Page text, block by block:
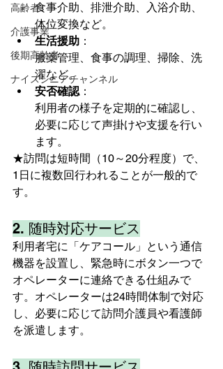
高齢者
介護事業
後期高齢者
ナイスシニアチャンネル
食事介助、排泄介助、入浴介助、
体位変換など。
生活援助 ：
服薬管理、食事の調理、掃除、洗
濯など。
安否確認：
利用者の様子を定期的に確認し、
必要に応じて声掛けや支援を行い
ます。
★訪問は短時間（10～20分程度）で、
1日に複数回行われることが一般的で
す。
2. 随時対応サービス
利用者宅に「ケアコール」という通信
機器を設置し、緊急時にボタン一つで
オペレーターに連絡できる仕組みで
す。オペレーターは24時間体制で対応
し、必要に応じて訪問介護員や看護師
を派遣します。